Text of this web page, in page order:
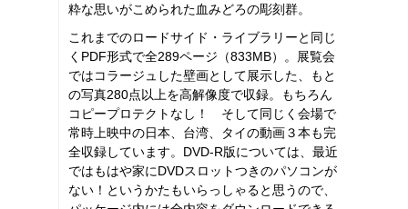
粋な思いがこめられた血みどろの彫刻群。
これまでのロードサイド・ライブラリーと同じ
くPDF形式で全289ページ（833MB）。展覧会
ではコラージュした壁画として展示した、もと
の写真280点以上を高解像度で収録。もちろん
コピープロテクトなし！ そして同じく会場で
常時上映中の日本、台湾、タイの動画３本も完
全収録しています。DVD-R版については、最近
ではもはや家にDVDスロットつきのパソコンが
ない！というかたもいらっしゃると思うので、